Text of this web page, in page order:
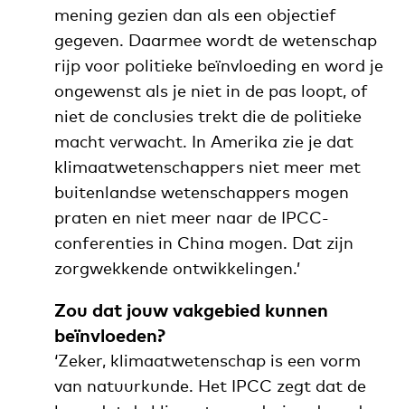
mening gezien dan als een objectief
gegeven. Daarmee wordt de wetenschap
rijp voor politieke beïnvloeding en word je
ongewenst als je niet in de pas loopt, of
niet de conclusies trekt die de politieke
macht verwacht. In Amerika zie je dat
klimaatwetenschappers niet meer met
buitenlandse wetenschappers mogen
praten en niet meer naar de IPCC-
conferenties in China mogen. Dat zijn
zorgwekkende ontwikkelingen.’
Zou dat jouw vakgebied kunnen
beïnvloeden?
‘Zeker, klimaatwetenschap is een vorm
van natuurkunde. Het IPCC zegt dat de